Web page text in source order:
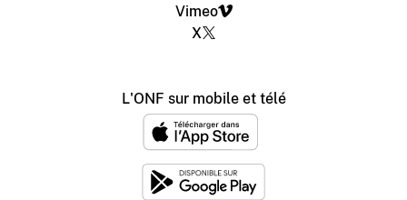
Vimeo
X
L'ONF sur mobile et télé